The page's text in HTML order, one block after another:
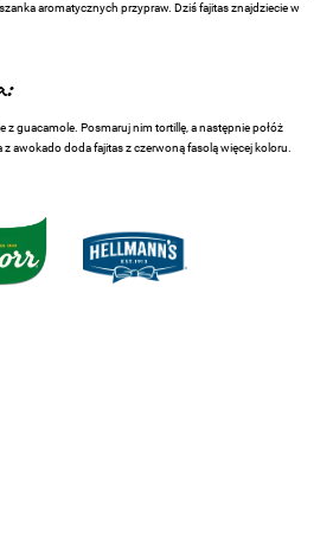
aromatycznych przypraw. Dziś fajitas znajdziecie w
z guacamole. Posmaruj nim tortillę, a następnie połóż
awokado doda fajitas z czerwoną fasolą więcej koloru.